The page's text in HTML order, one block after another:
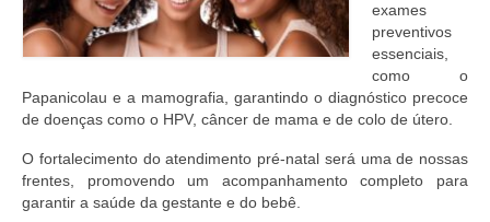
exames
preventivos
essenciais,
como o
Papanicolau e a mamografia, garantindo o diagnóstico precoce
de doenças como o HPV, câncer de mama e de colo de útero.
O fortalecimento do atendimento pré-natal será uma de nossas
frentes, promovendo um acompanhamento completo para
garantir a saúde da gestante e do bebê.